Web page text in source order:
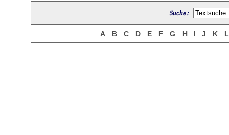
Suche :
A B C D E F G H I J K